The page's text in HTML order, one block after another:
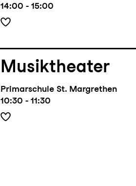
14:00 - 15:00
Musiktheater
Primarschule St. Margrethen
10:30 - 11:30